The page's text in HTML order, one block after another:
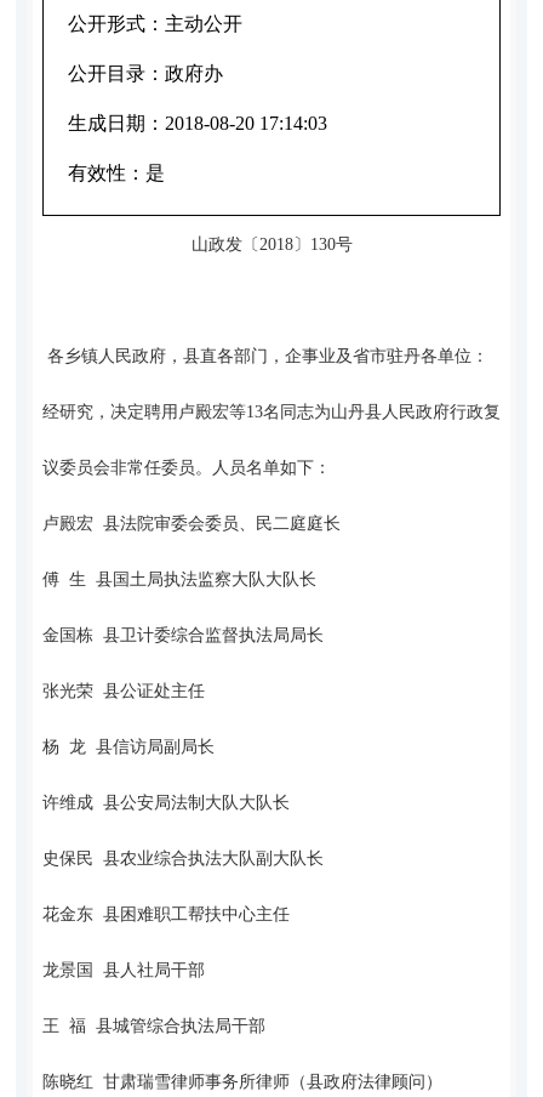
公开形式： 主动公开
公开目录： 政府办
生成日期： 2018-08-20 17:14:03
有效性： 是
山政发〔2018〕130号
各乡镇人民政府，县直各部门，企事业及省市驻丹各单位：
经研究，决定聘用卢殿宏等13名同志为山丹县人民政府行政复
议委员会非常任委员。人员名单如下：
卢殿宏 县法院审委会委员、民二庭庭长
傅 生 县国土局执法监察大队大队长
金国栋 县卫计委综合监督执法局局长
张光荣 县公证处主任
杨 龙 县信访局副局长
许维成 县公安局法制大队大队长
史保民 县农业综合执法大队副大队长
花金东 县困难职工帮扶中心主任
龙景国 县人社局干部
王 福 县城管综合执法局干部
陈晓红 甘肃瑞雪律师事务所律师（县政府法律顾问）